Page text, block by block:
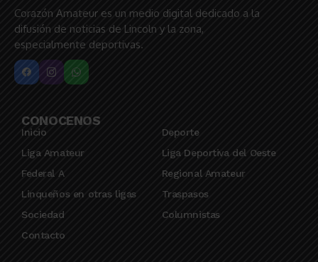
Corazón Amateur es un medio digital dedicado a la
difusión de noticias de Lincoln y la zona,
especialmente deportivas.
CONOCENOS
Inicio
Deporte
Liga Amateur
Liga Deportiva del Oeste
Federal A
Regional Amateur
Linqueños en otras ligas
Traspasos
Sociedad
Columnistas
Contacto